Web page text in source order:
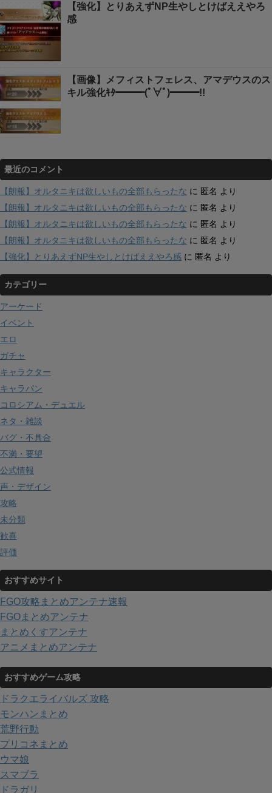
【強化】とりあえずNP生やしとけばええやろ
感
【画像】メフィストフェレス、アマデウスのス
キル強化ｷﾀ━━━(ﾟ∀ﾟ)━━━!!
最近のコメント
【朗報】オルタニキは欲しいもの全部もらったな に 匿名 より
【朗報】オルタニキは欲しいもの全部もらったな に 匿名 より
【朗報】オルタニキは欲しいもの全部もらったな に 匿名 より
【朗報】オルタニキは欲しいもの全部もらったな に 匿名 より
【強化】とりあえずNP生やしとけばええやろ感 に 匿名 より
カテゴリー
アーケード
イベント
エロ
ガチャ
キャラクター
キャラバン
コロシアム・デュエル
ネタ・雑談
バグ・不具合
不満・要望
公式情報
声・デザイン
攻略
未分類
歓喜
評価
おすすめサイト
FGO攻略まとめアンテナ速報
FGOまとめアンテナ
まとめくすアンテナ
アニメまとめアンテナ
おすすめゲーム攻略
ドラクエライバルズ 攻略
モンハンまとめ
荒野行動
プリコネまとめ
ウマ娘
スマブラ
ドラガリ